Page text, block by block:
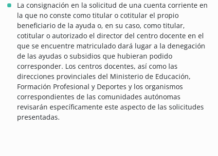
La consignación en la solicitud de una cuenta corriente en
la que no conste como titular o cotitular el propio
beneficiario de la ayuda o, en su caso, como titular,
cotitular o autorizado el director del centro docente en el
que se encuentre matriculado dará lugar a la denegación
de las ayudas o subsidios que hubieran podido
corresponder. Los centros docentes, así como las
direcciones provinciales del Ministerio de Educación,
Formación Profesional y Deportes y los organismos
correspondientes de las comunidades autónomas
revisarán específicamente este aspecto de las solicitudes
presentadas.